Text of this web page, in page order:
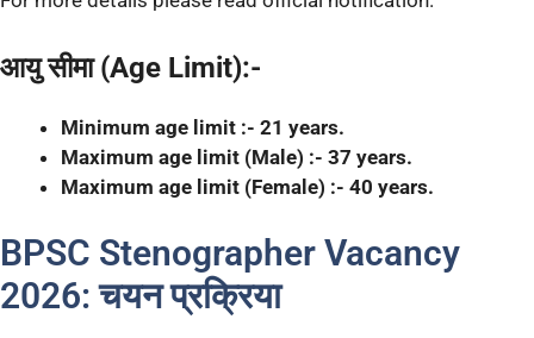
आयु सीमा (Age Limit):-
Minimum age limit :- 21 years.
Maximum age limit (Male) :- 37 years.
Maximum age limit (Female) :- 40 years.
BPSC Stenographer Vacancy
2026: चयन प्रक्रिया